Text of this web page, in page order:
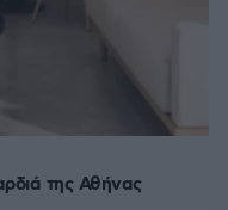
της Αθήνας